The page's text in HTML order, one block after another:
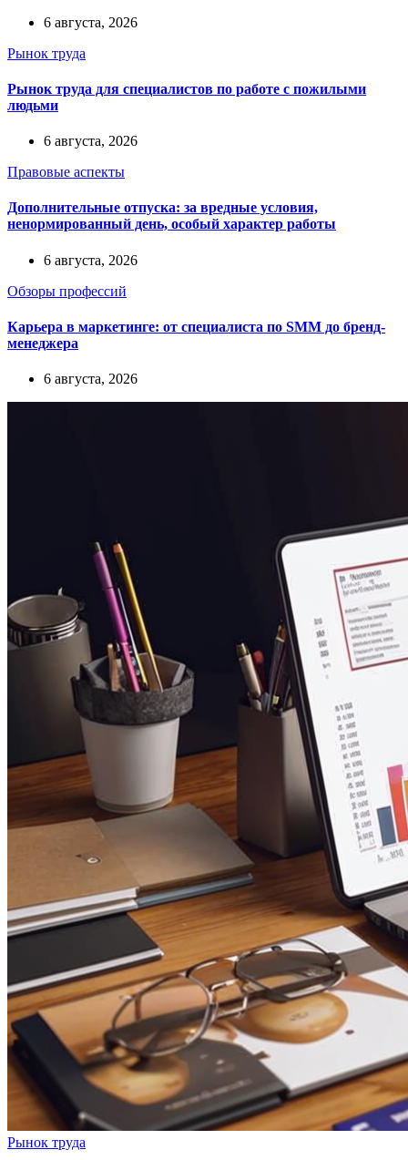
6 августа, 2026
Рынок труда
Рынок труда для специалистов по работе с пожилыми
людьми
6 августа, 2026
Правовые аспекты
Дополнительные отпуска: за вредные условия,
ненормированный день, особый характер работы
6 августа, 2026
Обзоры профессий
Карьера в маркетинге: от специалиста по SMM до бренд-
менеджера
6 августа, 2026
Рынок труда